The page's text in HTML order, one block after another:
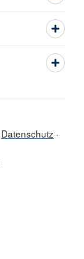
Datenschutz